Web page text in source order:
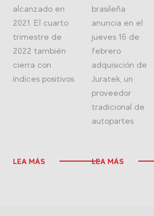
alcanzado en
2021. El cuarto
trimestre de
2022 también
cierra con
índices positivos
LEA MÁS
brasileña
anuncia en el
jueves 16 de
febrero
adquisición de
Juratek, un
proveedor
tradicional de
autopartes
LEA MÁS